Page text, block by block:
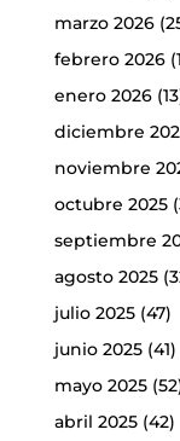
marzo 2026
febrero 2026
enero 2026
diciembre
noviembre
octubre 2025
septiembre
agosto 2025
julio 2025(47)
junio 2025(41)
mayo 2025
abril 2025(42)